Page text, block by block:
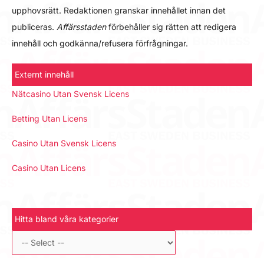
upphovsrätt. Redaktionen granskar innehållet innan det
publiceras. Affärsstadenförbehåller sig rätten att redigera
innehåll och godkänna/refusera förfrågningar.
Externt innehåll
Nätcasino Utan Svensk Licens
Betting Utan Licens
Casino Utan Svensk Licens
Casino Utan Licens
Hitta bland våra kategorier